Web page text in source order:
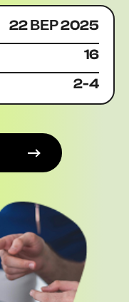
22 ВЕР 2025
16
2-4